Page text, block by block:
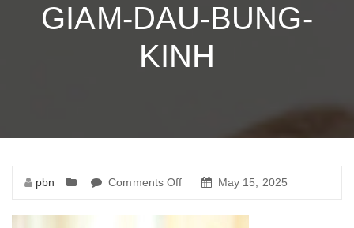
GIAM-DAU-BUNG-
KINH
pbn Comments Off
sao-
May 15, 2025